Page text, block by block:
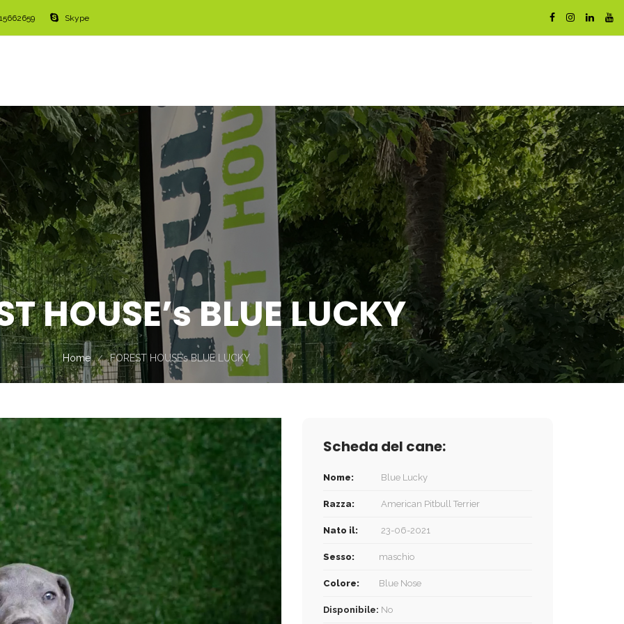
Skype
HOUSE’s BLUE LUCKY
Home FOREST HOUSE’s BLUE LUCKY
Scheda del cane:
Nome: Blue Lucky
Razza: American Pitbull Terrier
Nato il: 23-06-2021
Sesso: maschio
Colore: Blue Nose
Disponibile: No